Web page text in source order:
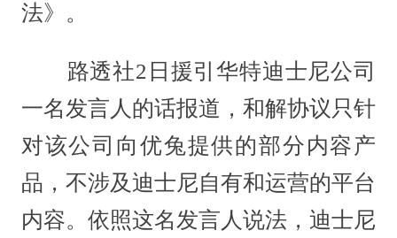
法》。
路透社2日援引华特迪士尼公司
一名发言人的话报道，和解协议只针
对该公司向优兔提供的部分内容产
品，不涉及迪士尼自有和运营的平台
内容。依照这名发言人说法，迪士尼